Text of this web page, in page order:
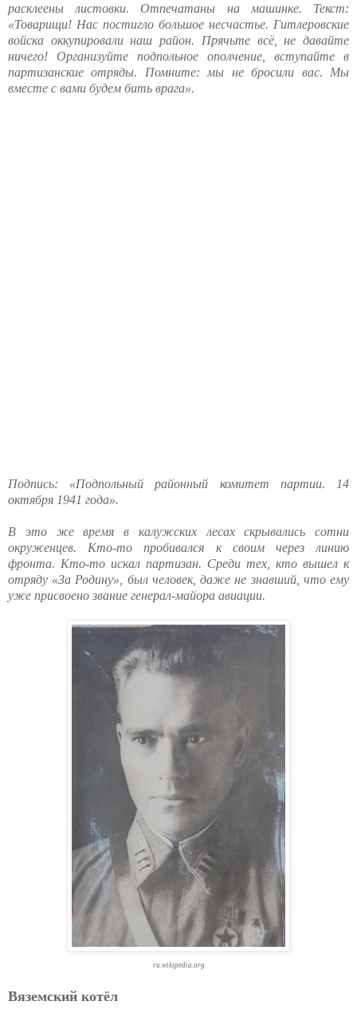
расклеены листовки. Отпечатаны на машинке. Текст:
«Товарищи! Нас постигло большое несчастье. Гитлеровские
войска оккупировали наш район. Прячьте всё, не давайте
ничего! Организуйте подпольное ополчение, вступайте в
партизанские отряды. Помните: мы не бросили вас. Мы
вместе с вами будем бить врага».
Подпись: «Подпольный районный комитет партии. 14
октября 1941 года».
В это же время в калужских лесах скрывались сотни
окруженцев. Кто-то пробивался к своим через линию
фронта. Кто-то искал партизан. Среди тех, кто вышел к
отряду «За Родину», был человек, даже не знавший, что ему
уже присвоено звание генерал-майора авиации.
ru.wikipedia.org
Вяземский котёл